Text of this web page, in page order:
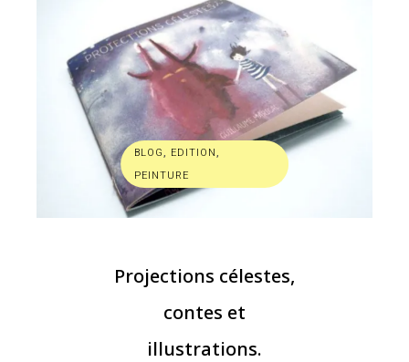
BLOG, EDITION,
PEINTURE
Projections célestes,
contes et
illustrations.